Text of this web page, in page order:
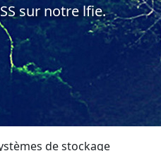
sur notre lfie.
de stockage